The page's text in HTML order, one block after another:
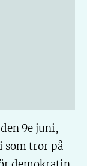
9e juni,
som tror på